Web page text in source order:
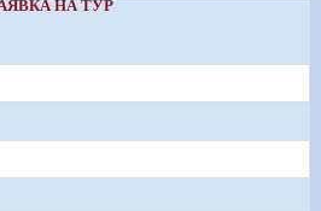
НА ТУР